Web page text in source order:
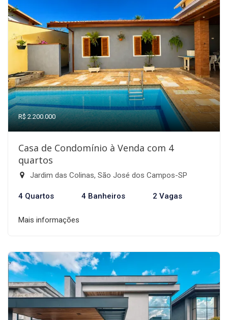
R$ 2.200.000
Casa de Condomínio à Venda com 4
quartos
Jardim das Colinas, São José dos Campos-SP
4 Quartos 4 Banheiros 2 Vagas
Mais informações